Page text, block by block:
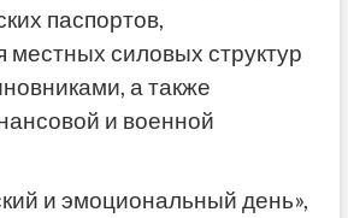
паспортов,
местных силовых структур
а также
и военной
и эмоциональный день»,